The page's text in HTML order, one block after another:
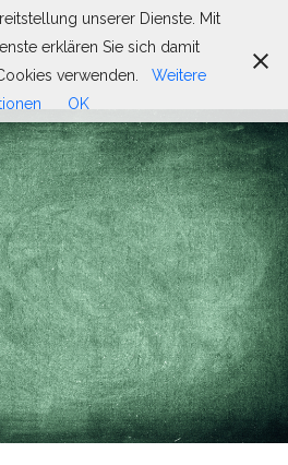
unserer Dienste. Mit
erklären Sie sich damit
verwenden.
Weitere
OK